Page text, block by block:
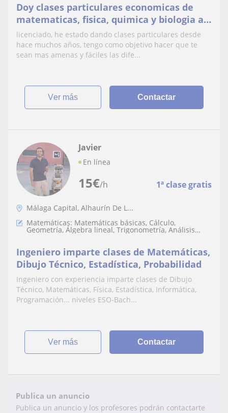
Doy clases particulares economicas de
matematicas, fisica, quimica y biologia a
nivel de eso y Bachillerato
licenciado, he estado dando clases particulares desde
hace muchos años, tengo como objetivo hacer que te
sean mas amenas y fáciles las dife...
ver más Contactar
15€/h 1ª clase gratis
Javier
En línea
Málaga Capital, Alhaurín De L...
Matemáticas: Matemáticas básicas, Cálculo,
Geometría, Álgebra lineal, Trigonometría, Análisis
numérico, Teoría de números, LaTeX, Matemáticas
Ingeniero imparte clases de Matemáticas,
Dibujo Técnico, Estadística, Probabilidad
Ingeniero con experiencia imparte clases de Dibujo
Técnico, Matemáticas, Física, Estadística, Informática,
Programación... niveles ESO-Bach...
ver más Contactar
Publica un anuncio
Publica un anuncio y los profesores podrán contactarte